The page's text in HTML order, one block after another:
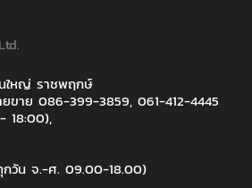
ใหญ่ ราชพฤกษ์
ยขาย 086-399-3859, 061-412-4445
18:00),
กวัน จ.-ศ. 09.00-18.00)